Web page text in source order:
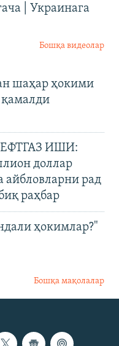
| Украинага
Бошқа видеолар
шаҳар ҳокими
қамалди
ИШИ:
доллар
айбловларни рад
раҳбар
ҳокимлар?"
Бошқа мақолалар